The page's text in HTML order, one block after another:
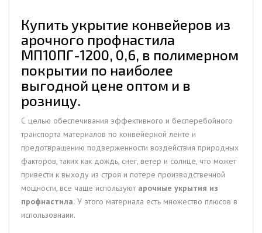
полимерном
покрытии
Купить укрытие конвейеров из
арочного профнастила
МП10ПГ-1200, 0,6, в полимерном
покрытии по наиболее
выгодной цене оптом и в
розницу.
С целью обеспечивания эффективного и бесперебойного
транспорта материалов по конвейерной ленте и
предотвращению подверженности воздействия природных
факторов, таких как дождь, снег, ветер и солнце, что может
привести к выходу из строя и потере производственной
мощности, все чаще используют арочные укрытия из
профнастила. У этого материала есть множество плюсов в
использовнаии.